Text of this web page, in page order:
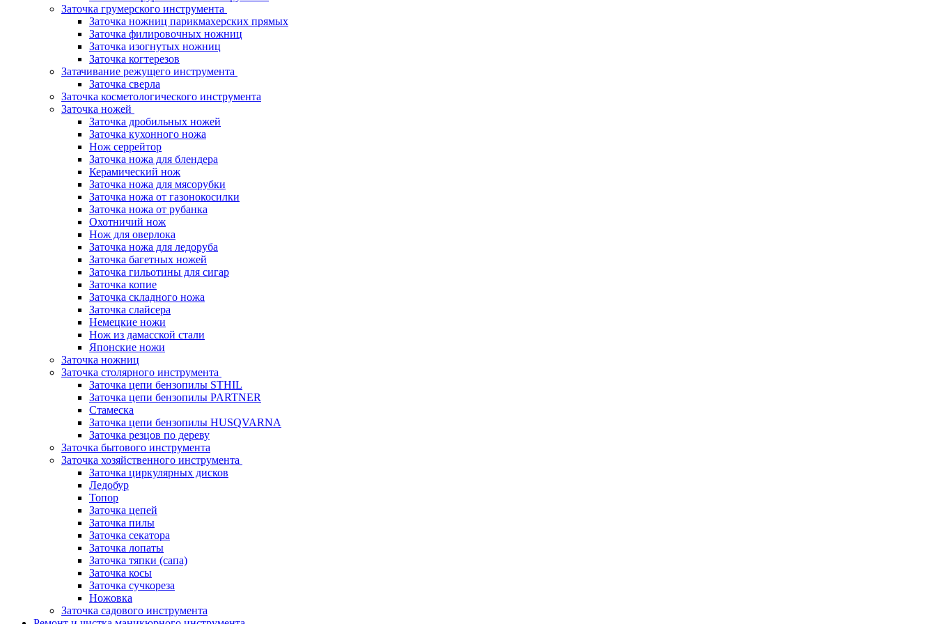
Заточка грумерского инструмента
Заточка ножниц парикмахерских прямых
Заточка филировочных ножниц
Заточка изогнутых ножниц
Заточка когтерезов
Затачивание режущего инструмента
Заточка сверла
Заточка косметологического инструмента
Заточка ножей
Заточка дробильных ножей
Заточка кухонного ножа
Нож серрейтор
Заточка ножа для блендера
Керамический нож
Заточка ножа для мясорубки
Заточка ножа от газонокосилки
Заточка ножа от рубанка
Охотничий нож
Нож для оверлока
Заточка ножа для ледоруба
Заточка багетных ножей
Заточка гильотины для сигар
Заточка копие
Заточка складного ножа
Заточка слайсера
Немецкие ножи
Нож из дамасской стали
Японские ножи
Заточка ножниц
Заточка столярного инструмента
Заточка цепи бензопилы STHIL
Заточка цепи бензопилы PARTNER
Стамеска
Заточка цепи бензопилы HUSQVARNA
Заточка резцов по дереву
Заточка бытового инструмента
Заточка хозяйственного инструмента
Заточка циркулярных дисков
Ледобур
Топор
Заточка цепей
Заточка пилы
Заточка секатора
Заточка лопаты
Заточка тяпки (сапа)
Заточка косы
Заточка сучкореза
Ножовка
Заточка садового инструмента